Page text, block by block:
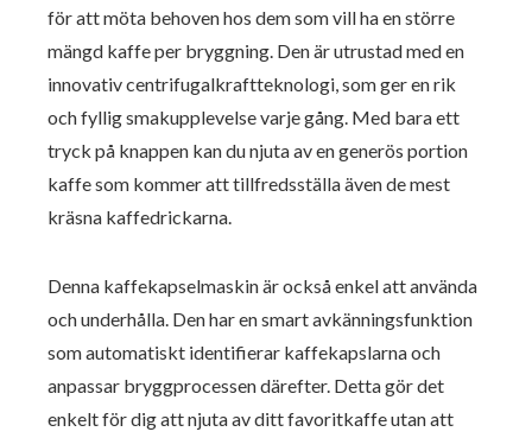
för att möta behoven hos dem som vill ha en större
mängd kaffe per bryggning. Den är utrustad med en
innovativ centrifugalkraftteknologi, som ger en rik
och fyllig smakupplevelse varje gång. Med bara ett
tryck på knappen kan du njuta av en generös portion
kaffe som kommer att tillfredsställa även de mest
kräsna kaffedrickarna.
Denna kaffekapselmaskin är också enkel att använda
och underhålla. Den har en smart avkänningsfunktion
som automatiskt identifierar kaffekapslarna och
anpassar bryggprocessen därefter. Detta gör det
enkelt för dig att njuta av ditt favoritkaffe utan att